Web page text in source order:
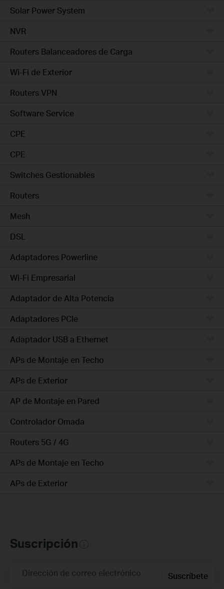
Solar Power System
NVR
Routers Balanceadores de Carga
Wi-Fi de Exterior
Routers VPN
Software Service
CPE
CPE
Switches Gestionables
Routers
Mesh
DSL
Adaptadores Powerline
Wi-Fi Empresarial
Adaptador de Alta Potencia
Adaptadores PCIe
Adaptador USB a Ethernet
APs de Montaje en Techo
APs de Exterior
AP de Montaje en Pared
Controlador Omada
Routers 5G / 4G
APs de Montaje en Techo
APs de Exterior
Suscripción
Dirección de correo electrónico Suscríbete